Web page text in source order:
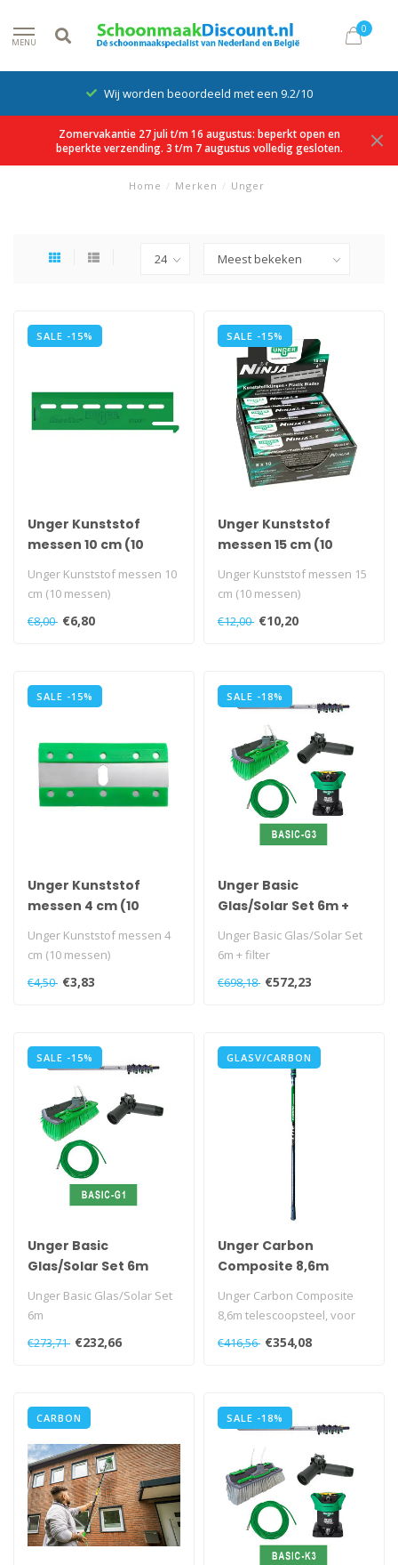
MENU
0
Wij worden beoordeeld met een 9.2/10
Zomervakantie 27 juli t/m 16 augustus: beperkt open en
beperkte verzending. 3 t/m 7 augustus volledig gesloten.
Home / Merken / Unger
SALE -15%
Unger Kunststof
messen 10 cm (10
Unger Kunststof messen 10
cm (10 messen)
€8,00 €6,80
SALE -15%
Unger Kunststof
messen 15 cm (10
Unger Kunststof messen 15
cm (10 messen)
€12,00 €10,20
SALE -15%
Unger Kunststof
messen 4 cm (10
Unger Kunststof messen 4
cm (10 messen)
€4,50 €3,83
SALE -18%
Unger Basic
Glas/Solar Set 6m +
Unger Basic Glas/Solar Set
6m + filter
€698,18 €572,23
SALE -15%
Unger Basic
Glas/Solar Set 6m
Unger Basic Glas/Solar Set
6m
€273,71 €232,66
GLASV/CARBON
Unger Carbon
Composite 8,6m
Unger Carbon Composite
8,6m telescoopsteel, voor
kleine tot gemiddelde
€416,56 €354,08
CARBON SALE -18%